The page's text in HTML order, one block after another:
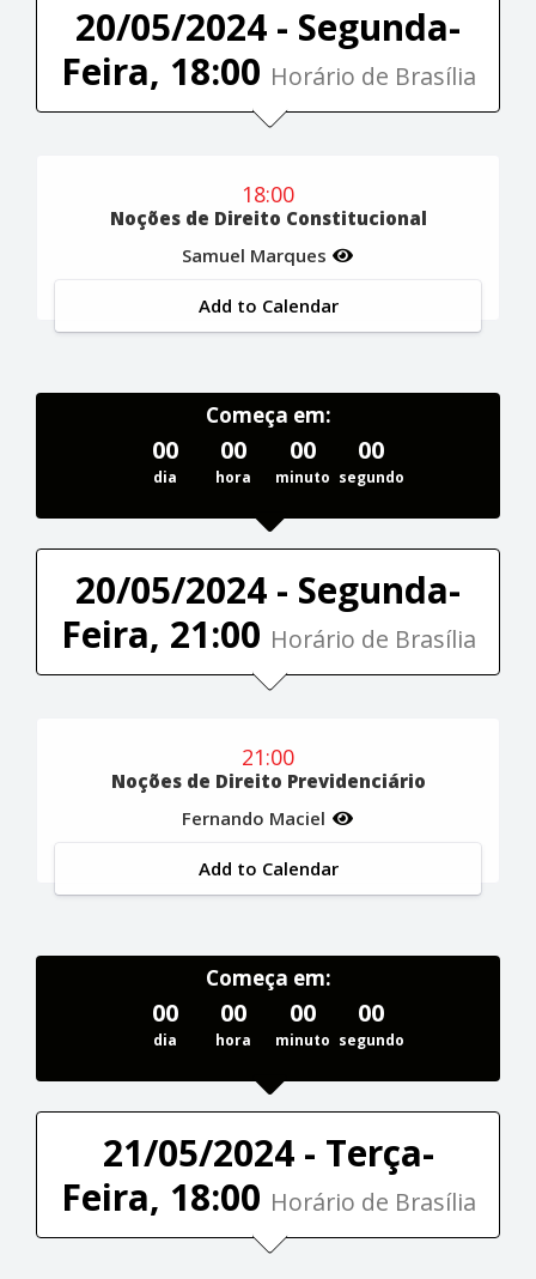
20/05/2024 - Segunda-
Feira, 18:00 Horário de Brasília
18:00
Noções de Direito Constitucional
Samuel Marques
Add to Calendar
Começa em:
00
dia
00
hora
00
minuto
00
segundo
20/05/2024 - Segunda-
Feira, 21:00 Horário de Brasília
21:00
Noções de Direito Previdenciário
Fernando Maciel
Add to Calendar
Começa em:
00
dia
00
hora
00
minuto
00
segundo
21/05/2024 - Terça-
Feira, 18:00 Horário de Brasília